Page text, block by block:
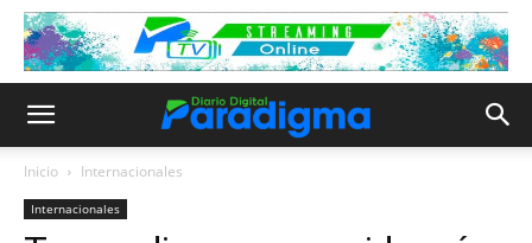
Inicio Internacionales
Internacionales